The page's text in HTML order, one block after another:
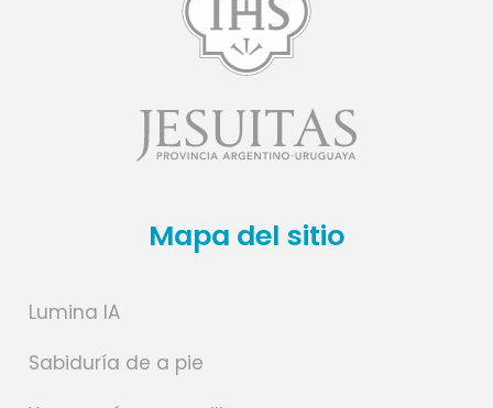
Mapa del sitio
Lumina IA
Sabiduría de a pie